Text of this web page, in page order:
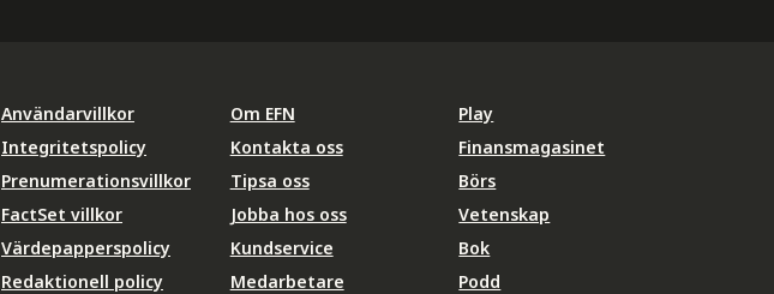
Användarvillkor
Integritetspolicy
Prenumerationsvillkor
FactSet villkor
Värdepapperspolicy
Redaktionell policy
Om EFN
Kontakta oss
Tipsa oss
Jobba hos oss
Kundservice
Medarbetare
Play
Finansmagasinet
Börs
Vetenskap
Bok
Podd